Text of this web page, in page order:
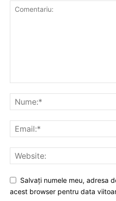
Salvați numele meu, adresa
acest browser pentru data